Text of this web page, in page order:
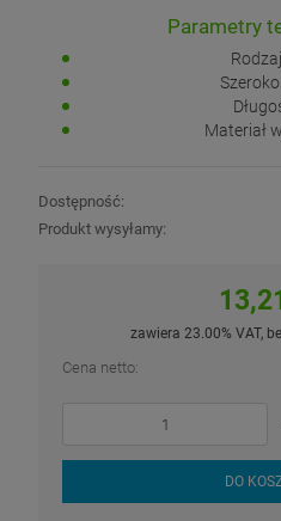
Parametry
Materiał
Dostępność:
Produkt wysyłamy:
zawiera 23.00% VAT,
Cena netto:
DO